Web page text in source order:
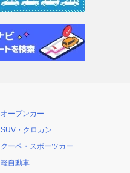
オープンカー
SUV・クロカン
クーペ・スポーツカー
軽自動車